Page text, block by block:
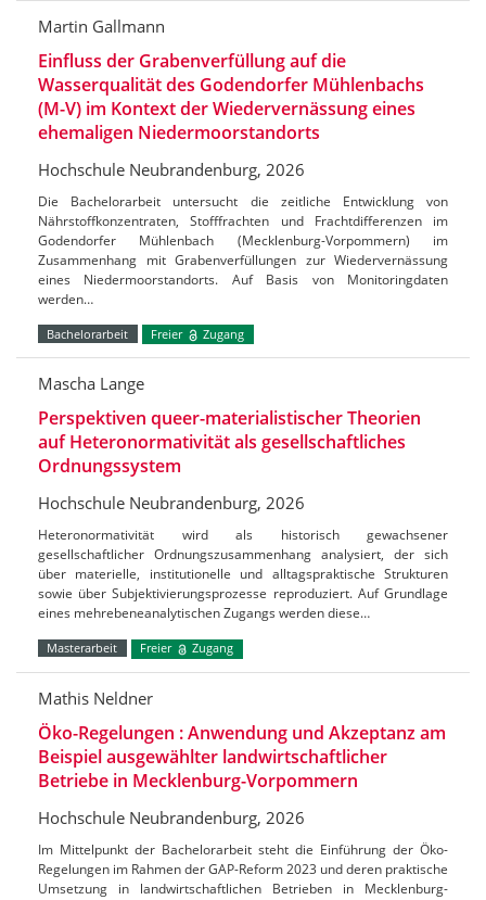
Martin Gallmann
Einfluss der Grabenverfüllung auf die
Wasserqualität des Godendorfer Mühlenbachs
(M-V) im Kontext der Wiedervernässung eines
ehemaligen Niedermoorstandorts
Hochschule Neubrandenburg, 2026
Die Bachelorarbeit untersucht die zeitliche Entwicklung von
Nährstoffkonzentraten, Stofffrachten und Frachtdifferenzen im
Godendorfer Mühlenbach (Mecklenburg-Vorpommern) im
Zusammenhang mit Grabenverfüllungen zur Wiedervernässung
eines Niedermoorstandorts. Auf Basis von Monitoringdaten
werden…
Bachelorarbeit Freier Zugang
Mascha Lange
Perspektiven queer-materialistischer Theorien
auf Heteronormativität als gesellschaftliches
Ordnungssystem
Hochschule Neubrandenburg, 2026
Heteronormativität wird als historisch gewachsener
gesellschaftlicher Ordnungszusammenhang analysiert, der sich
über materielle, institutionelle und alltagspraktische Strukturen
sowie über Subjektivierungsprozesse reproduziert. Auf Grundlage
eines mehrebeneanalytischen Zugangs werden diese…
Masterarbeit Freier Zugang
Mathis Neldner
Öko-Regelungen : Anwendung und Akzeptanz am
Beispiel ausgewählter landwirtschaftlicher
Betriebe in Mecklenburg-Vorpommern
Hochschule Neubrandenburg, 2026
Im Mittelpunkt der Bachelorarbeit steht die Einführung der Öko-
Regelungen im Rahmen der GAP-Reform 2023 und deren praktische
Umsetzung in landwirtschaftlichen Betrieben in Mecklenburg-